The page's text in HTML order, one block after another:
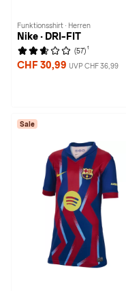
Funktionsshirt · Herren
Nike · DRI-FIT
(57) 1
CHF 30,99 UVP CHF 36,99
Sale